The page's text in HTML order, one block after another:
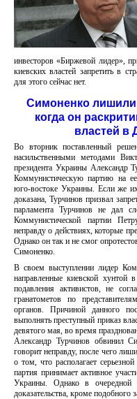
инвесторов «Биржевой лидер»,
киевских властей запретить в
для этого сейчас нет.
Симоненко лишили
когда он
властей в
Во вторник поставленный
насильственными методами
президента Украины Александр
Коммунистическую партию на
юго-востоке Украины. Если же
доказана, Турчинов призвал
парламента Турчинов не дал
Коммунистической партии
неправду о действиях, которые
Однако он так и не смог
Симоненко.
В своем выступлении лидер
направленные киевской
подавления активистов, не
гранатометов по
органов. Причиной данного
выполнять преступный приказ
девятого мая, во время
Александр Турчинов обвинил
говорит неправду, после чего
о том, что располагает
партия принимает активное
Украины. Однако в
доказательства, кроме подобного